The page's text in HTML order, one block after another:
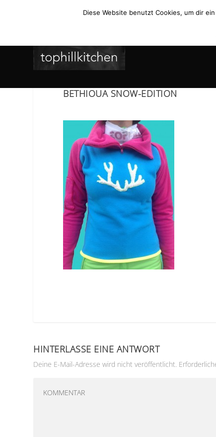
BETHIOUA SNOW-EDITION
HINTERLASSE EINE ANTWORT
Deine E-Mail-Adresse wird nicht veröffentlicht.
Diese Website benutzt Cookies, um dir